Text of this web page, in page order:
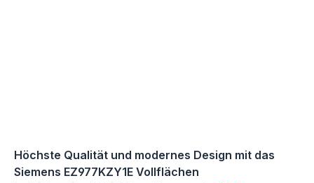
Höchste Qualität und modernes Design mit das
Siemens EZ977KZY1E Vollflächen